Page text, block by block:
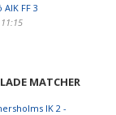
AIK FF 3
MATCHER
IK 2 -